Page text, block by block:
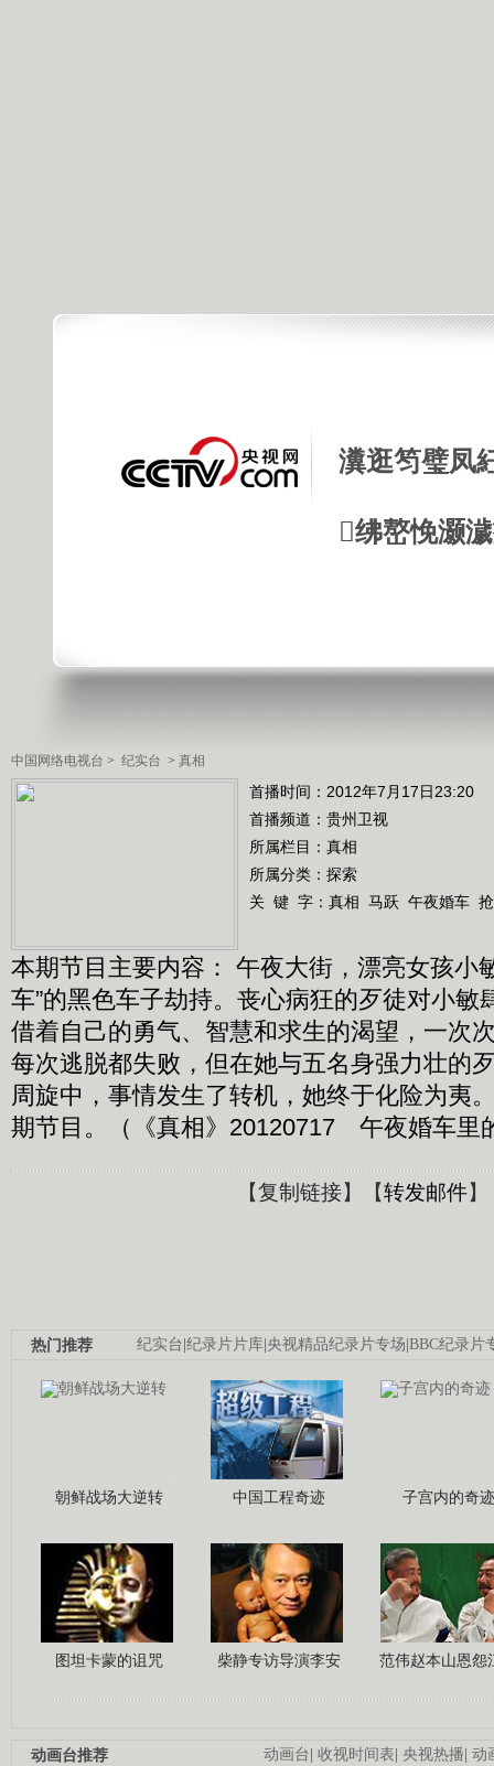
瀵逛笉璧凤
绋嶅悗灏
中国网络电视台 > 纪实台 > 真相
首播时间：2012年7月17日23:20
首播频道： 贵州卫视
所属栏目： 真相
所属分类：探索
关 键 字： 真相 马跃 午夜婚车
本期节目主要内容： 午夜大街，漂亮女孩小
车”的黑色车子劫持。丧心病狂的歹徒对小敏
借着自己的勇气、智慧和求生的渴望，一次
每次逃脱都失败，但在她与五名身强力壮的
周旋中，事情发生了转机，她终于化险为夷
期节目。（《真相》20120717 午夜婚车里
【复制链接】【转发邮件】
纪实台|纪录片片库|央视精品纪录片专场|BBC纪录片
热门推荐
朝鲜战场大逆转 中国工程奇迹 子宫内的奇迹
图坦卡蒙的诅咒 柴静专访导演李安 范伟赵本山恩怨
动画台| 收视时间表| 央视热播| 动
动画台推荐